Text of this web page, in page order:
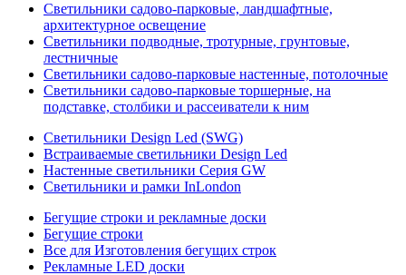
Светильники садово-парковые, ландшафтные,
архитектурное освещение
Светильники подводные, тротурные, грунтовые,
лестничные
Светильники садово-парковые настенные, потолочные
Светильники садово-парковые торшерные, на
подставке, столбики и рассеиватели к ним
Светильники Design Led (SWG)
Встраиваемые светильники Design Led
Настенные светильники Серия GW
Светильники и рамки InLondon
Бегущие строки и рекламные доски
Бегущие строки
Все для Изготовления бегущих строк
Рекламные LED доски